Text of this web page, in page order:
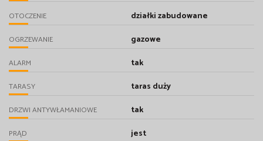
OTOCZENIE działki zabudowane
OGRZEWANIE gazowe
ALARM tak
TARASY taras duży
DRZWI ANTYWŁAMANIOWE tak
PRĄD jest